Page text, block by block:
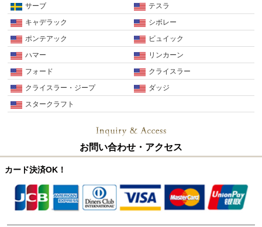
サーブ
テスラ
キャデラック
シボレー
ポンテアック
ビュイック
ハマー
リンカーン
フォード
クライスラー
クライスラー・ジープ
ダッジ
スタークラフト
お問い合わせ・アクセス
カード決済OK！